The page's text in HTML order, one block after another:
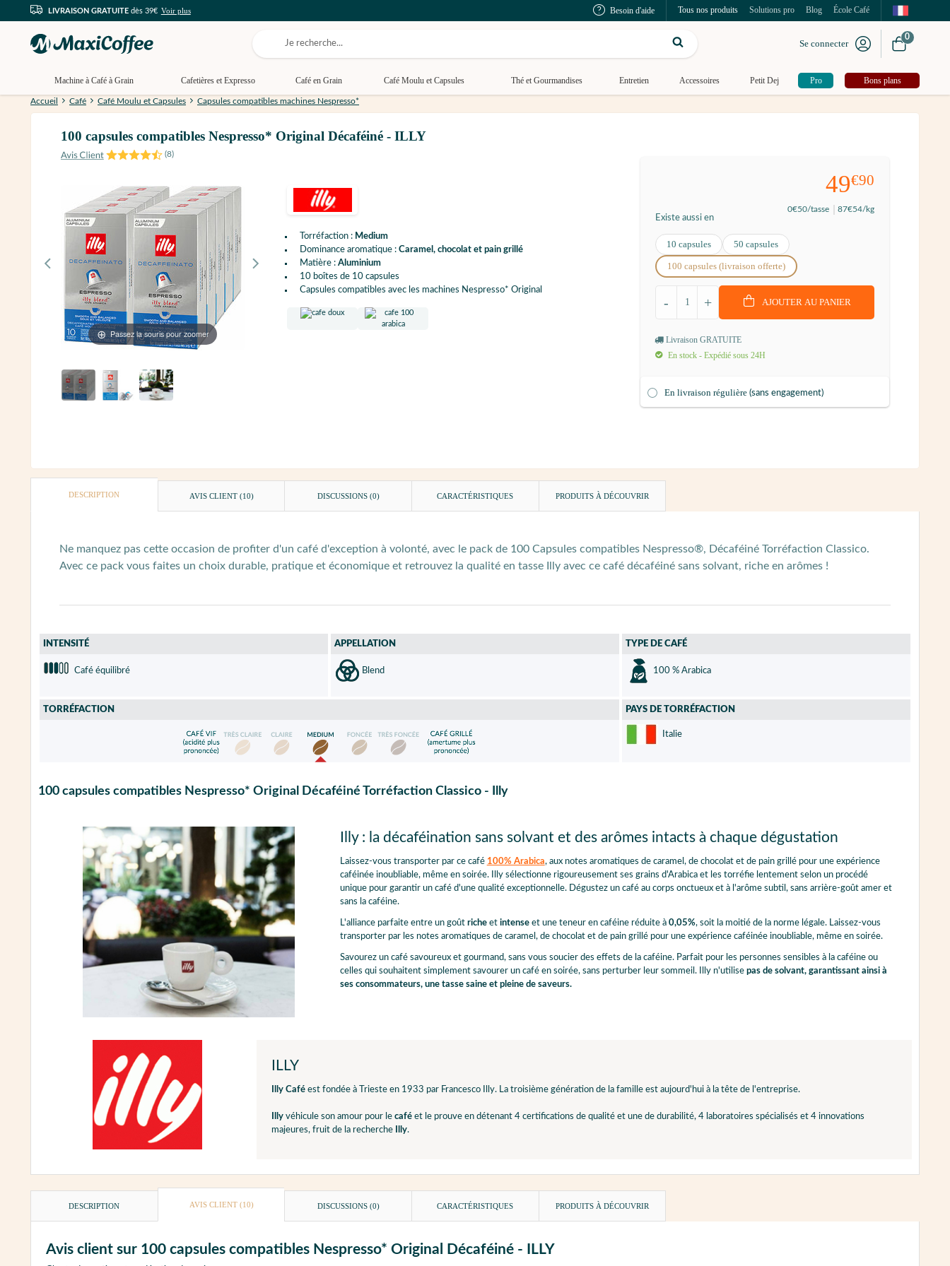
LIVRAISON GRATUITE dès 39€ Voir plus Besoin d'aide Tous nos produits Solutions pro Blog École Café
Se connecter
0
Machine à Café à Grain Cafetières et Expresso Café en Grain Café Moulu et Capsules Thé et Gourmandises Entretien Accessoires Petit Dej Pro Bons plans
Accueil Café Café Moulu et Capsules Capsules compatibles machines Nespresso*
100 capsules compatibles Nespresso* Original Décaféiné - ILLY
(8)
Passez la souris pour zoomer
Torréfaction : Medium
Dominance aromatique : Caramel, chocolat et pain grillé
Matière : Aluminium
10 boîtes de 10 capsules
Capsules compatibles avec les machines Nespresso* Original
49€90
0€50/tasse 87€54/kg
Existe aussi en
10 capsules 50 capsules
100 capsules (livraison offerte)
+
- AJOUTER AU PANIER
Livraison GRATUITE
En stock - Expédié sous 24H
En livraison régulière(sans engagement)
DESCRIPTION AVIS CLIENT (10) DISCUSSIONS (0) CARACTÉRISTIQUES PRODUITS À DÉCOUVRIR
Ne manquez pas cette occasion de profiter d'un café d'exception à volonté, avec le pack de 100 Capsules compatibles Nespresso®, Décaféiné Torréfaction Classico.
Avec ce pack vous faites un choix durable, pratique et économique et retrouvez la qualité en tasse Illy avec ce café décaféiné sans solvant, riche en arômes !
INTENSITÉ
Café équilibré
APPELLATION
Blend
TYPE DE CAFÉ
100 % Arabica
TORRÉFACTION PAYS DE TORRÉFACTION
Italie
100 capsules compatibles Nespresso* Original Décaféiné Torréfaction Classico - Illy
Illy : la décaféination sans solvant et des arômes intacts à chaque dégustation
Laissez-vous transporter par ce café 100% Arabica, aux notes aromatiques de caramel, de chocolat et de pain grillé pour une expérience
caféinée inoubliable, même en soirée. Illy sélectionne rigoureusement ses grains d'Arabica et les torréfie lentement selon un procédé
unique pour garantir un café d'une qualité exceptionnelle. Dégustez un café au corps onctueux et à l'arôme subtil, sans arrière-goût amer et
sans la caféine.
L'alliance parfaite entre un goût riche et intense et une teneur en caféine réduite à 0,05%, soit la moitié de la norme légale. Laissez-vous
transporter par les notes aromatiques de caramel, de chocolat et de pain grillé pour une expérience caféinée inoubliable, même en soirée.
Savourez un café savoureux et gourmand, sans vous soucier des effets de la caféine. Parfait pour les personnes sensibles à la caféine ou
celles qui souhaitent simplement savourer un café en soirée, sans perturber leur sommeil. Illy n'utilise pas de solvant, garantissant ainsi à
ses consommateurs, une tasse saine et pleine de saveurs.
ILLY
Illy Café est fondée à Trieste en 1933 par Francesco Illy. La troisième génération de la famille est aujourd'hui à la tête de l'entreprise.
Illy véhicule son amour pour le café et le prouve en détenant 4 certifications de qualité et une de durabilité, 4 laboratoires spécialisés et 4 innovations
majeures, fruit de la recherche
Illy.
DESCRIPTION AVIS CLIENT (10) DISCUSSIONS (0) CARACTÉRISTIQUES PRODUITS À DÉCOUVRIR
Avis client sur 100 capsules compatibles Nespresso* Original Décaféiné - ILLY